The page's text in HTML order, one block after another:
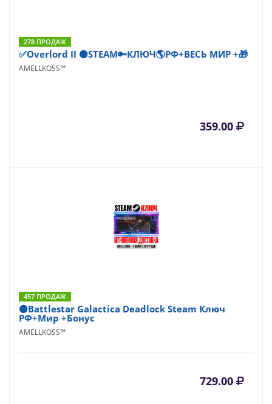
278 ПРОДАЖ
✅Overlord II ⚫STEAM🔑КЛЮЧ🌎РФ+ВЕСЬ МИР +🎁
AMELLKOSS™
359.00
457 ПРОДАЖ
⚫Battlestar Galactica Deadlock Steam Ключ
РФ+Мир +Бонус
AMELLKOSS™
729.00